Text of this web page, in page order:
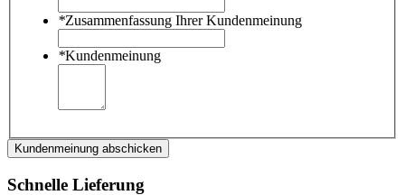
*Zusammenfassung Ihrer Kundenmeinung
*Kundenmeinung
Kundenmeinung abschicken
Schnelle Lieferung